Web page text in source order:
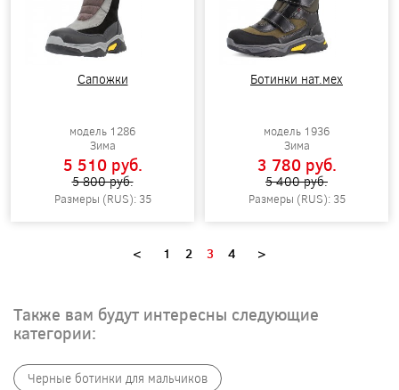
Сапожки
модель 1286
Зима
5 510 pуб.
5 800 pуб.
Размеры (RUS): 35
Ботинки нат.мех
модель 1936
Зима
3 780 pуб.
5 400 pуб.
Размеры (RUS): 35
< 1 2 3 4 >
Также вам будут интересны следующие
категории:
Черные ботинки для мальчиков